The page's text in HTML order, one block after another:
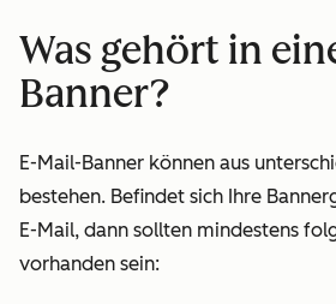
Was gehört in
Banner?
E-Mail-Banner können aus
bestehen. Befindet sich Ihre
E-Mail, dann sollten mindestens
vorhanden sein: